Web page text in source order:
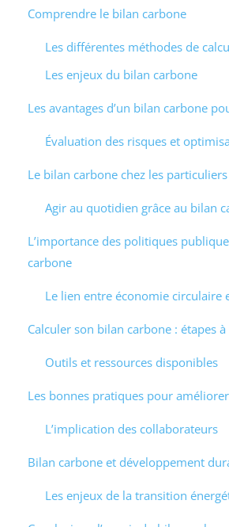
Comprendre le bilan carbone
Les différentes méthodes de
Les enjeux du bilan carbone
Les avantages d’un bilan carbone
Évaluation des risques et
Le bilan carbone chez les particuliers
Agir au quotidien grâce au bilan
L’importance des politiques
carbone
Le lien entre économie circulaire
Calculer son bilan carbone : étapes
Outils et ressources disponibles
Les bonnes pratiques pour
L’implication des collaborateurs
Bilan carbone et développement
Les enjeux de la transition